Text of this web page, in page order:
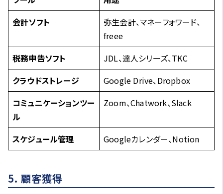
会計ソフト
弥生会計、マネーフォワード、
freee
税務申告ソフト
JDL、達人シリーズ、TKC
クラウドストレージ
Google Drive、Dropbox
コミュニケーションツー
ル
Zoom、Chatwork、Slack
スケジュール管理 Googleカレンダー、Notion
5. 顧客獲得